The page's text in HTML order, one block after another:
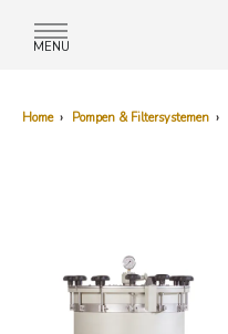
MENU
Home › Pompen & Filtersystemen ›